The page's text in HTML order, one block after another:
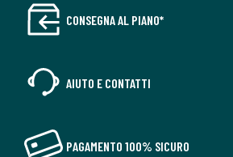
CONSEGNA AL PIANO*
AIUTO E CONTATTI
PAGAMENTO 100% SICURO